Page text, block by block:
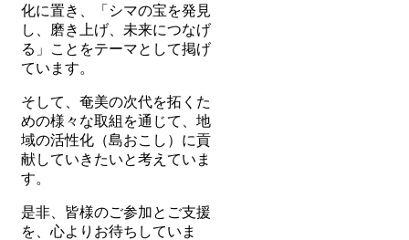
化に置き、「シマの宝を発見
し、磨き上げ、未来につなげ
る」ことをテーマとして掲げ
ています。
そして、奄美の次代を拓くた
めの様々な取組を通じて、地
域の活性化（島おこし）に貢
献していきたいと考えていま
す。
是非、皆様のご参加とご支援
を、心よりお待ちしていま